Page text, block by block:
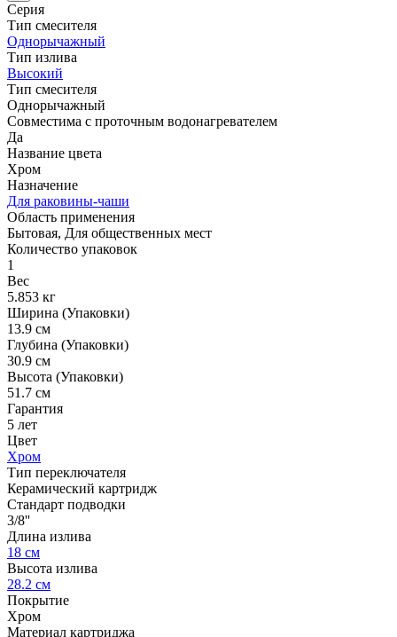
Серия
Тип смесителя
Однорычажный
Тип излива
Высокий
Тип смесителя
Однорычажный
Совместима с проточным водонагревателем
Да
Название цвета
Хром
Назначение
Для раковины-чаши
Область применения
Бытовая, Для общественных мест
Количество упаковок
1
Вес
5.853 кг
Ширина (Упаковки)
13.9 см
Глубина (Упаковки)
30.9 см
Высота (Упаковки)
51.7 см
Гарантия
5 лет
Цвет
Хром
Тип переключателя
Керамический картридж
Стандарт подводки
3/8''
Длина излива
18 см
Высота излива
28.2 см
Покрытие
Хром
Материал картриджа